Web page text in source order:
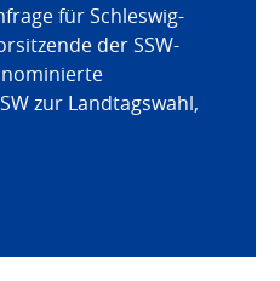
für Schleswig-
der SSW-
zur Landtagswahl,